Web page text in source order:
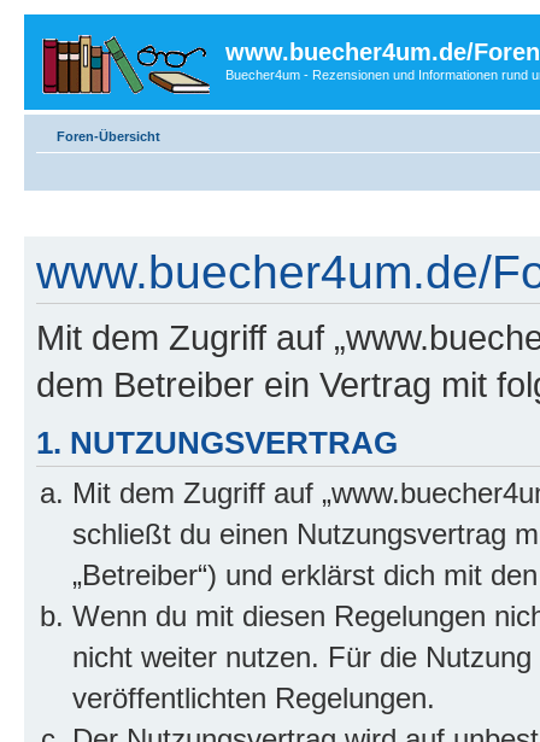
www.buecher4um.de/Foren
Buecher4um - Rezensionen und Informationen rund
Foren-Übersicht
www.buecher4um.de/
Mit dem Zugriff auf
dem Betreiber ein Vertrag mit
1. NUTZUNGSVERTRAG
Mit dem Zugriff auf
schließt du einen Nutzungsvertrag
„Betreiber“) und erklärst dich mit
Wenn du mit diesen Regelungen
nicht weiter nutzen. Für die
veröffentlichten Regelungen.